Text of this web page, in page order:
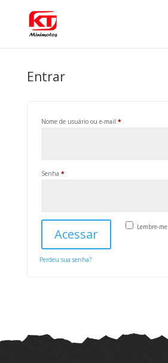
Entrar
Nome de usuário ou e-mail *Obrigatório
Senha *Obrigatório
Lembre-me
Acessar
Perdeu sua senha?